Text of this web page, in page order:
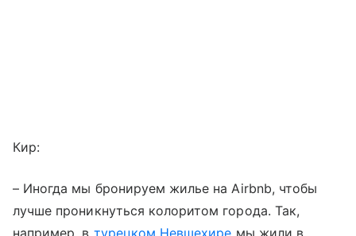
Кир:
– Иногда мы бронируем жилье на Airbnb, чтобы
лучше проникнуться колоритом города. Так,